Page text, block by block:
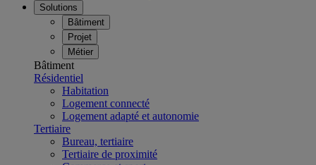
Solutions
Bâtiment
Projet
Métier
Bâtiment
Résidentiel
Habitation
Logement connecté
Logement adapté et autonomie
Tertiaire
Bureau, tertiaire
Tertiaire de proximité